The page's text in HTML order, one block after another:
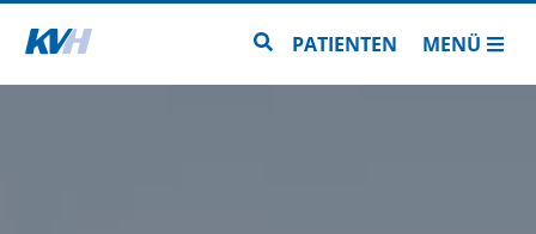
Zur Startseite Zur Seitensuche
PATIENTEN MENÜ